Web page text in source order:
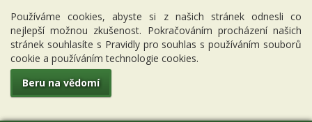
Používáme cookies, abyste si z našich stránek odnesli co
nejlepší možnou zkušenost. Pokračováním procházení našich
stránek souhlasíte s Pravidly pro souhlas s používáním souborů
cookie a používáním technologie cookies.
Beru na vědomí